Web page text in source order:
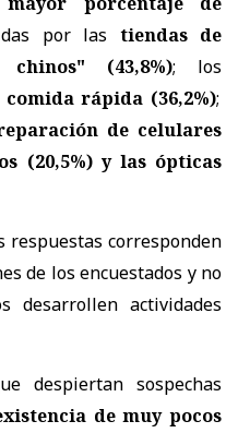
por las tiendas de
(43,8%); los
rápida (36,2%);
de celulares
(20,5%) y las ópticas
respuestas corresponden
de los encuestados y no
desarrollen actividades
despiertan sospechas
de muy pocos